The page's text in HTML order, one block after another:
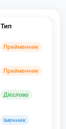
Тип
Прийменник
Прийменник
Дієслово
Іменник